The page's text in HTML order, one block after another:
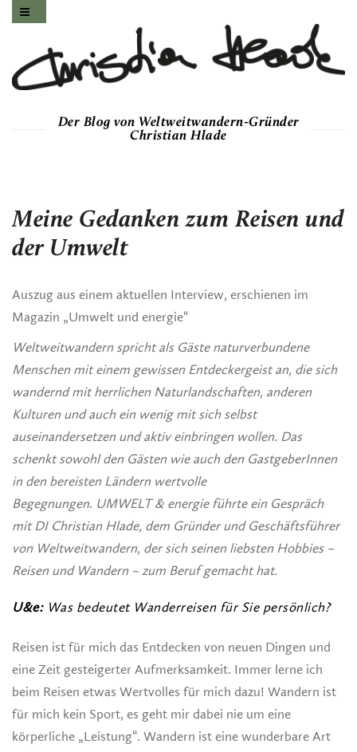
Der Blog von Weltweitwandern-Gründer
Christian Hlade
Meine Gedanken zum Reisen und
der Umwelt
Auszug aus einem aktuellen Interview, erschienen im
Magazin „Umwelt und energie“
Weltweitwandern spricht als Gäste naturverbundene
Menschen mit einem gewissen Entdeckergeist an, die sich
wandernd mit herrlichen Naturlandschaften, anderen
Kulturen und auch ein wenig mit sich selbst
auseinandersetzen und aktiv einbringen wollen. Das
schenkt sowohl den Gästen wie auch den GastgeberInnen
in den bereisten Ländern wertvolle
Begegnungen. UMWELT & energie führte ein Gespräch
mit DI Christian Hlade, dem Gründer und Geschäftsführer
von Weltweitwandern, dersich seinen liebsten Hobbies –
Reisen und Wandern – zum Beruf gemacht hat.
U&e: Was bedeutet Wanderreisen für Sie persönlich?
Reisen ist für mich das Entdecken von neuen Dingen und
eine Zeit gesteigerter Aufmerksamkeit. Immer lerne ich
beim Reisen etwas Wertvolles für mich dazu! Wandern ist
für mich kein Sport, es geht mir dabei nie um eine
körperliche „Leistung“. Wandern ist eine wunderbare Art